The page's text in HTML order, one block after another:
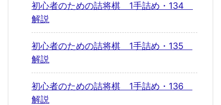
初心者のための詰将棋 1手詰め・134
解説
初心者のための詰将棋 1手詰め・135
解説
初心者のための詰将棋 1手詰め・136
解説